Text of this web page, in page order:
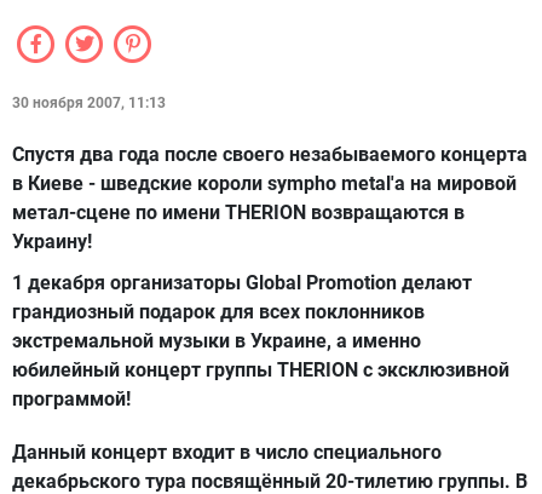
30 ноября 2007, 11:13
Спустя два года после своего незабываемого концерта
в Киеве - шведские короли sympho metal'a на мировой
метал-сцене по имени THERION возвращаются в
Украину!
1 декабря организаторы Global Promotion делают
грандиозный подарок для всех поклонников
экстремальной музыки в Украине, а именно
юбилейный концерт группы THERION с эксклюзивной
программой!
Данный концерт входит в число специального
декабрьского тура посвящённый 20-тилетию группы. В